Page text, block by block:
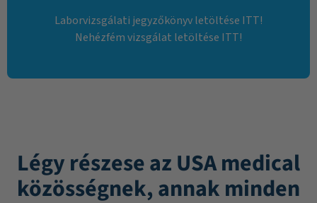
Laborvizsgálati jegyzőkönyv letöltése ITT!
Nehézfém vizsgálat letöltése ITT!
Légy részese az USA medical
közösségnek, annak minden